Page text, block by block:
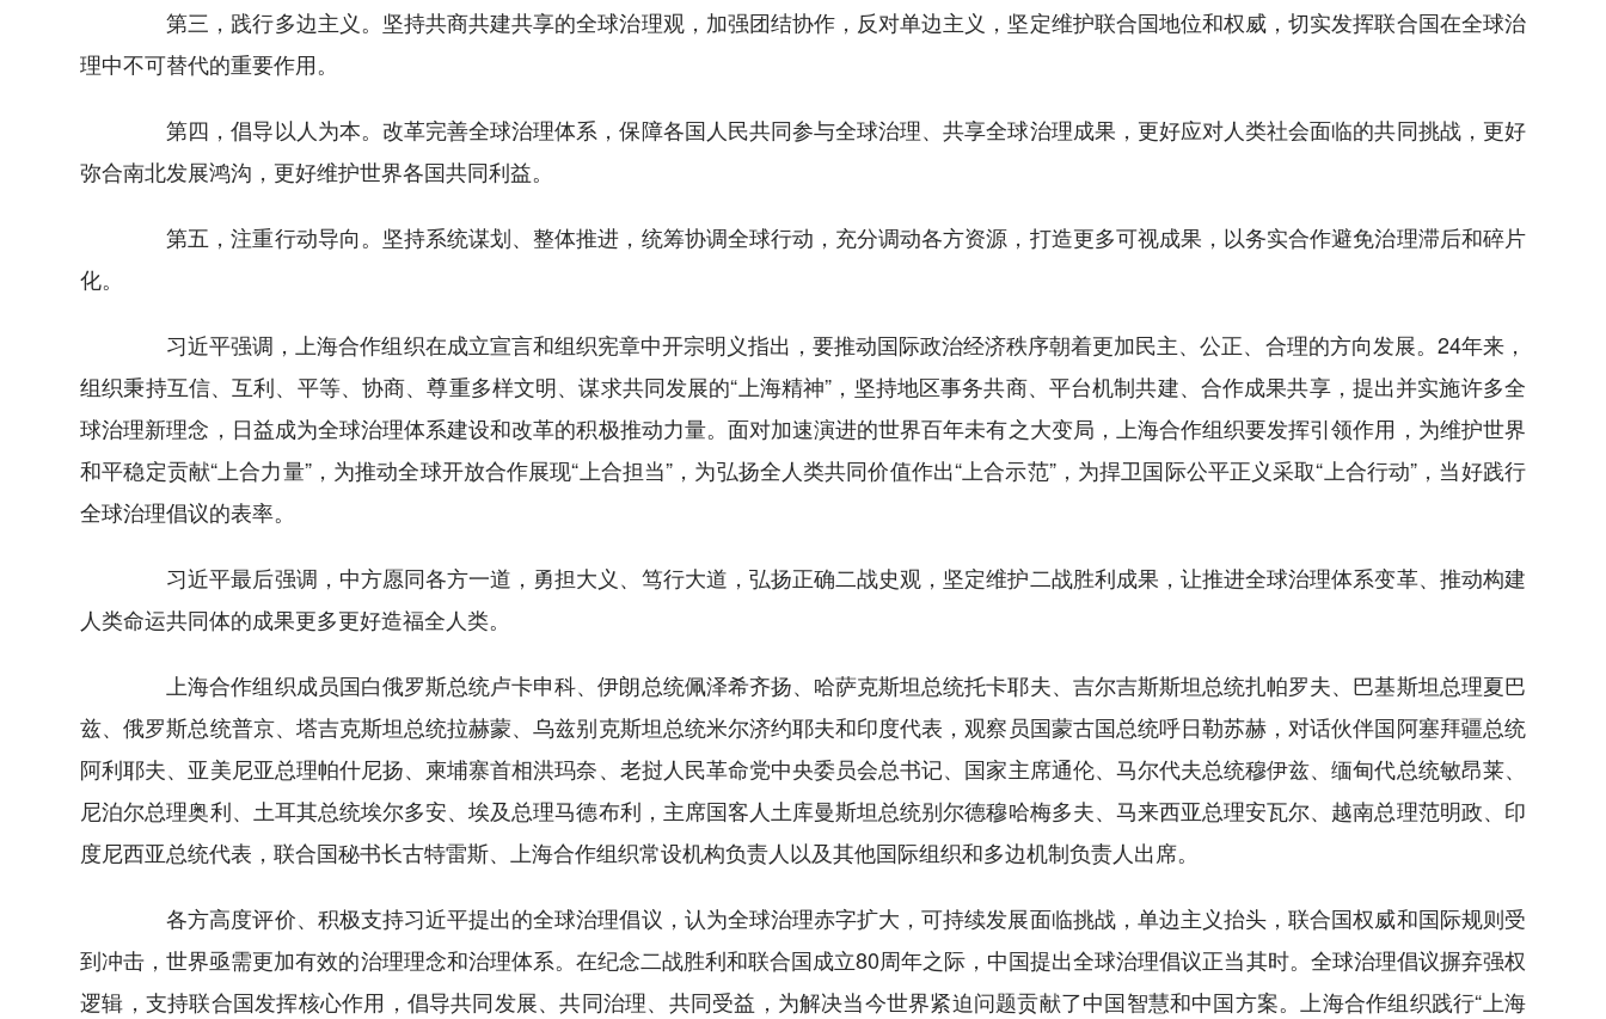
第三，践行多边主义。坚持共商共建共享的全球治理观，加强团结协作，反对单边主义，坚定维护联合国地位和权威，切实发挥联合国在全球治
理中不可替代的重要作用。
第四，倡导以人为本。改革完善全球治理体系，保障各国人民共同参与全球治理、共享全球治理成果，更好应对人类社会面临的共同挑战，更好
弥合南北发展鸿沟，更好维护世界各国共同利益。
第五，注重行动导向。坚持系统谋划、整体推进，统筹协调全球行动，充分调动各方资源，打造更多可视成果，以务实合作避免治理滞后和碎片
化。
习近平强调，上海合作组织在成立宣言和组织宪章中开宗明义指出，要推动国际政治经济秩序朝着更加民主、公正、合理的方向发展。24年来，
组织秉持互信、互利、平等、协商、尊重多样文明、谋求共同发展的“上海精神”，坚持地区事务共商、平台机制共建、合作成果共享，提出并实施许多全
球治理新理念，日益成为全球治理体系建设和改革的积极推动力量。面对加速演进的世界百年未有之大变局，上海合作组织要发挥引领作用，为维护世界
和平稳定贡献“上合力量”，为推动全球开放合作展现“上合担当”，为弘扬全人类共同价值作出“上合示范”，为捍卫国际公平正义采取“上合行动”，当好践行
全球治理倡议的表率。
习近平最后强调，中方愿同各方一道，勇担大义、笃行大道，弘扬正确二战史观，坚定维护二战胜利成果，让推进全球治理体系变革、推动构建
人类命运共同体的成果更多更好造福全人类。
上海合作组织成员国白俄罗斯总统卢卡申科、伊朗总统佩泽希齐扬、哈萨克斯坦总统托卡耶夫、吉尔吉斯斯坦总统扎帕罗夫、巴基斯坦总理夏巴
兹、俄罗斯总统普京、塔吉克斯坦总统拉赫蒙、乌兹别克斯坦总统米尔济约耶夫和印度代表，观察员国蒙古国总统呼日勒苏赫，对话伙伴国阿塞拜疆总统
阿利耶夫、亚美尼亚总理帕什尼扬、柬埔寨首相洪玛奈、老挝人民革命党中央委员会总书记、国家主席通伦、马尔代夫总统穆伊兹、缅甸代总统敏昂莱、
尼泊尔总理奥利、土耳其总统埃尔多安、埃及总理马德布利，主席国客人土库曼斯坦总统别尔德穆哈梅多夫、马来西亚总理安瓦尔、越南总理范明政、印
度尼西亚总统代表，联合国秘书长古特雷斯、上海合作组织常设机构负责人以及其他国际组织和多边机制负责人出席。
各方高度评价、积极支持习近平提出的全球治理倡议，认为全球治理赤字扩大，可持续发展面临挑战，单边主义抬头，联合国权威和国际规则受
到冲击，世界亟需更加有效的治理理念和治理体系。在纪念二战胜利和联合国成立80周年之际，中国提出全球治理倡议正当其时。全球治理倡议摒弃强权
逻辑，支持联合国发挥核心作用，倡导共同发展、共同治理、共同受益，为解决当今世界紧迫问题贡献了中国智慧和中国方案。上海合作组织践行“上海